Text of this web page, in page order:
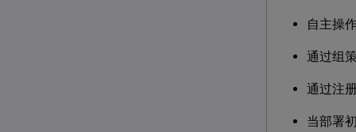
自主操
通过组
通过注
当部署